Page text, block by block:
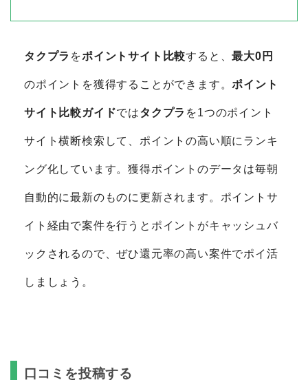
タクプラ をポイントサイト比較すると、最大0円
のポイントを獲得することができます。ポイント
サイト比較ガイドではタクプラ を1つのポイント
サイト横断検索して、ポイントの高い順にランキ
ング化しています。獲得ポイントのデータは毎朝
自動的に最新のものに更新されます。ポイントサ
イト経由で案件を行うとポイントがキャッシュバ
ックされるので、ぜひ還元率の高い案件でポイ活
しましょう。
口コミを投稿する